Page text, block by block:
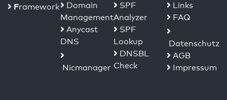
Framework
Domain
Management
Anycast
DNS
Nicmanager
SPF
Analyzer
SPF
Lookup
DNSBL
Check
Links
FAQ
Datenschutz
AGB
Impressum